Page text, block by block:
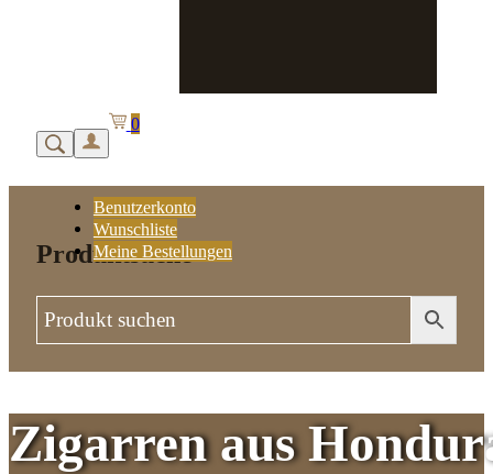
Benutzerkonto
Wunschliste
Meine Bestellungen
0
Produktsuche
Zigarren aus